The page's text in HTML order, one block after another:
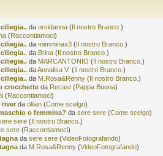
daorsidanna (Il nostro Branco.)
(Raccontiamoci)
damimminax3 (Il nostro Branco.)
da Brina (Il nostro Branco.)
da MARCANTONIO (Il nostro Branco.)
daAnnalisa V. (Il nostro Branco.)
da M.Rosa&Renny (Il nostro Branco.)
crocchetteda Recast (Pappa Buona)
(Raccontiamoci)
riverdaolilan (Come scelgo)
o femmina? dasere sere (Come scelgo)
sere (Il nostro Branco.)
sere (Raccontiamoci)
dasere sere (VideoFotografando)
da M.Rosa&Renny (VideoFotografando)